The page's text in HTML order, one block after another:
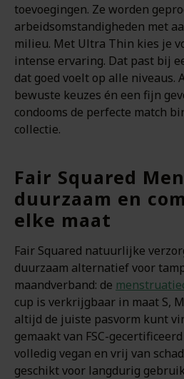
toevoegingen. Ze worden
arbeidsomstandigheden met
milieu. Met Ultra Thin kies je
intense ervaring. Dat past bij
dat goed voelt op alle niveaus.
bewuste keuzes én een fijn
condooms de perfecte match
collectie.
Fair Squared
duurzaam en
elke maat
Fair Squared natuurlijke
duurzaam alternatief voor
maandverband: de
cup is verkrijgbaar in maat S,
altijd de juiste pasvorm kunt
gemaakt van FSC-
volledig vegan en vrij van
geschikt voor langdurig